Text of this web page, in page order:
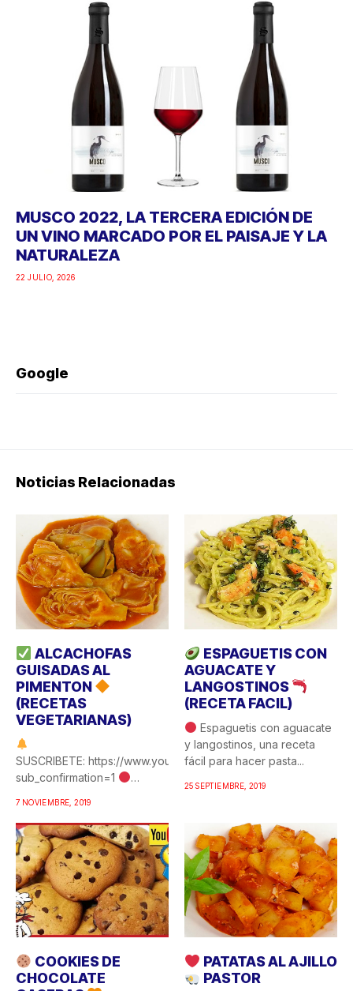
MUSCO 2022, LA TERCERA EDICIÓN DE
UN VINO MARCADO POR EL PAISAJE Y LA
NATURALEZA
22 JULIO, 2026
Google
Noticias Relacionadas
ALCACHOFAS
GUISADAS AL
PIMENTON
(RECETAS
VEGETARIANAS)
SUSCRIBETE: https://www.youtube.com/c/COCINAFACILYRICA?
sub_confirmation=1
pimentón, una de esas
recetas de...
7 NOVIEMBRE, 2019
ESPAGUETIS CON
AGUACATE Y
LANGOSTINOS
(RECETA FACIL)
Espaguetis con aguacate
y langostinos, una receta
fácil para hacer pasta...
25 SEPTIEMBRE, 2019
COOKIES DE
CHOCOLATE
PATATAS AL AJILLO
PASTOR